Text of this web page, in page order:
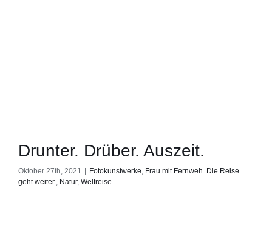
Drunter. Drüber. Auszeit.
Oktober 27th, 2021 | Fotokunstwerke Frau mit Fernweh. Die Reise
geht weiter.
Natur, Weltreise